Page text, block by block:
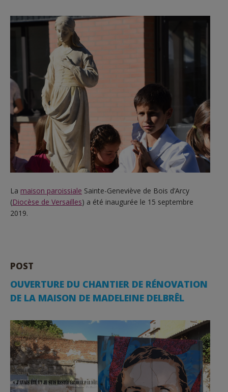
La maison paroissiale Sainte-Geneviève de Bois d’Arcy
(Diocèse de Versailles) a été inaugurée le 15 septembre
2019.
POST
OUVERTURE DU CHANTIER DE RÉNOVATION
DE LA MAISON DE MADELEINE DELBRÊL